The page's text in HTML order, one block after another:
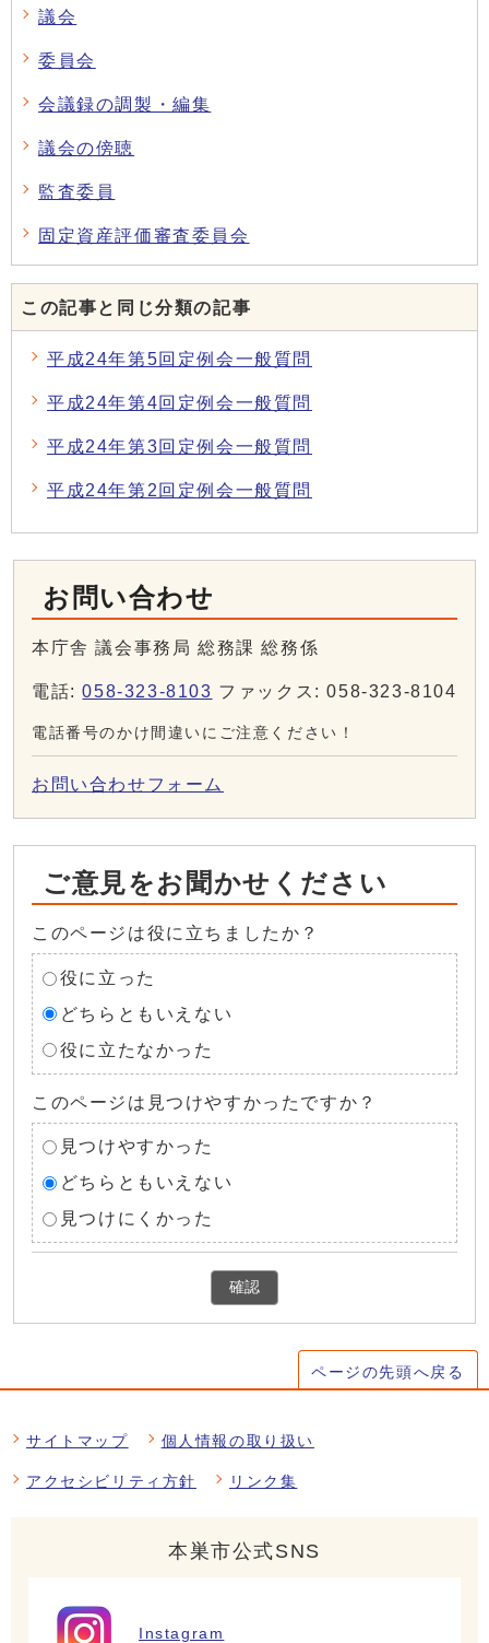
議会
委員会
会議録の調製・編集
議会の傍聴
監査委員
固定資産評価審査委員会
この記事と同じ分類の記事
平成24年第5回定例会一般質問
平成24年第4回定例会一般質問
平成24年第3回定例会一般質問
平成24年第2回定例会一般質問
お問い合わせ
本庁舎 議会事務局 総務課 総務係
電話:058-323-8103 ファックス: 058-323-8104
電話番号のかけ間違いにご注意ください！
お問い合わせフォーム
ご意見をお聞かせください
このページは役に立ちましたか？
役に立った
どちらともいえない
役に立たなかった
このページは見つけやすかったですか？
見つけやすかった
どちらともいえない
見つけにくかった
確認
ページの先頭へ戻る
サイトマップ 個人情報の取り扱い
アクセシビリティ方針 リンク集
本巣市公式SNS
Instagram